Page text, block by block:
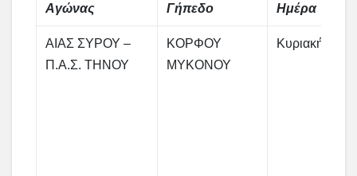
Αγώνας Γήπεδο Ημέρα
ΑΙΑΣ ΣΥΡΟΥ –
Π.Α.Σ. ΤΗΝΟΥ
ΚΟΡΦΟΥ
ΜΥΚΟΝΟΥ
Κυριακή